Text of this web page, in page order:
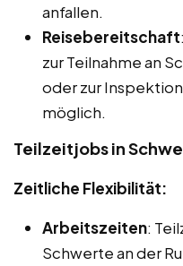
anfallen.
Reisebereitschaft
zur Teilnahme an
oder zur
möglich.
Teilzeitjobs in
Zeitliche Flexibilität:
Arbeitszeiten:
Schwerte an der